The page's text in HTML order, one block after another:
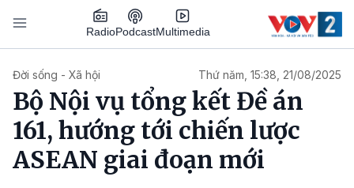
Nhảy đến nội dung
RadioPodcastMultimedia
Đời sống - Xã hội Thứ năm, 15:38, 21/08/2025
Bộ Nội vụ tổng kết Đề án
161, hướng tới chiến lược
ASEAN giai đoạn mới